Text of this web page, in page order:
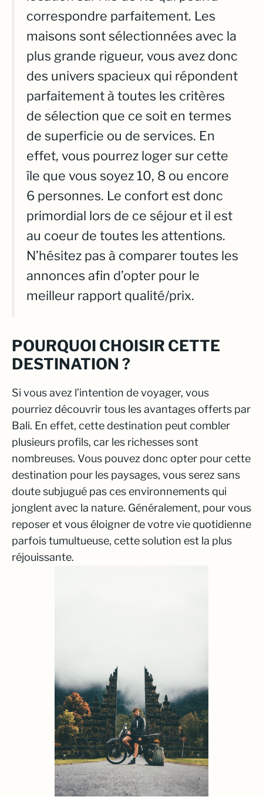
correspondre parfaitement. Les
maisons sont sélectionnées avec la
plus grande rigueur, vous avez donc
des univers spacieux qui répondent
parfaitement à toutes les critères
de sélection que ce soit en termes
de superficie ou de services. En
effet, vous pourrez loger sur cette
île que vous soyez 10, 8 ou encore
6 personnes. Le confort est donc
primordial lors de ce séjour et il est
au coeur de toutes les attentions.
N’hésitez pas à comparer toutes les
annonces afin d’opter pour le
meilleur rapport qualité/prix.
POURQUOI CHOISIR CETTE
DESTINATION ?
Si vous avez l’intention de voyager, vous
pourriez découvrir tous les avantages offerts par
Bali. En effet, cette destination peut combler
plusieurs profils, car les richesses sont
nombreuses. Vous pouvez donc opter pour cette
destination pour les paysages, vous serez sans
doute subjugué pas ces environnements qui
jonglent avec la nature. Généralement, pour vous
reposer et vous éloigner de votre vie quotidienne
parfois tumultueuse, cette solution est la plus
réjouissante.